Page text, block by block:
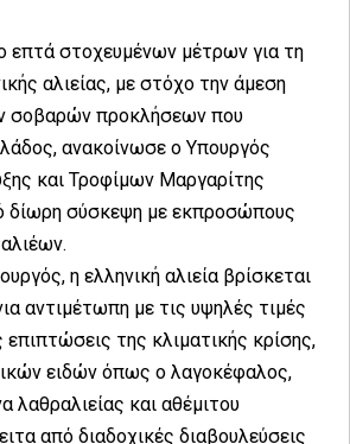
στοχευμένων μέτρων για τη
αλιείας, με στόχο την άμεση
σοβαρών προκλήσεων που
ανακοίνωσε ο Υπουργός
και Τροφίμων Μαργαρίτης
δίωρη σύσκεψη με εκπροσώπους
η ελληνική αλιεία βρίσκεται
αντιμέτωπη με τις υψηλές τιμές
της κλιματικής κρίσης,
ειδών όπως ο λαγοκέφαλος,
λαθραλιείας και αθέμιτου
από διαδοχικές διαβουλεύσεις